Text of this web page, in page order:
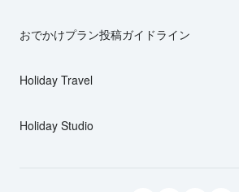
おでかけプラン投稿ガイドライン
Holiday Travel
Holiday Studio